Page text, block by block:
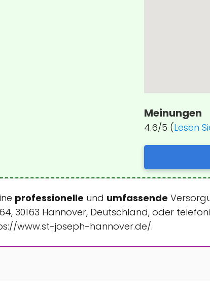
Meinungen
4.6/5 (Lesen
professionelle und umfassende
30163 Hannover, Deutschland, oder
www.st-joseph-hannover.de/.